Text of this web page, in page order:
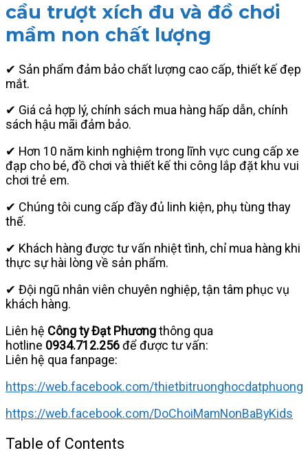
cầu trượt xích đu và đồ chơi
mầm non chất lượng
✔ Sản phẩm đảm bảo chất lượng cao cấp, thiết kế đẹp
mắt.
✔ Giá cả hợp lý, chính sách mua hàng hấp dẫn, chính
sách hậu mãi đảm bảo.
✔ Hơn 10 năm kinh nghiệm trong lĩnh vực cung cấp xe
đạp cho bé, đồ chơi và thiết kế thi công lắp đặt khu vui
chơi trẻ em.
✔ Chúng tôi cung cấp đầy đủ linh kiện, phụ tùng thay
thế.
✔ Khách hàng được tư vấn nhiệt tình, chỉ mua hàng khi
thực sự hài lòng về sản phẩm.
✔ Đội ngũ nhân viên chuyên nghiệp, tận tâm phục vụ
khách hàng.
Liên hệ Công ty Đạt Phươngthông qua
hotline 0934.712.256để được tư vấn:
Liên hệ qua fanpage:
https://web.facebook.com/thietbitruonghocdatphuong
https://web.facebook.com/DoChoiMamNonBaByKids
Table of Contents